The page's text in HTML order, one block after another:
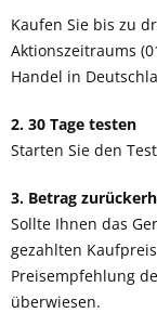
Kaufen Sie bis zu
Aktionszeitraums
Handel in
2. 30 Tage testen
Starten Sie den
3. Betrag
Sollte Ihnen das
gezahlten
Preisempfehlung
überwiesen.